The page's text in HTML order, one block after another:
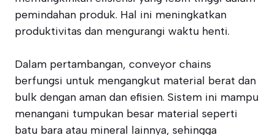
pemindahan produk. Hal ini meningkatkan
produktivitas dan mengurangi waktu henti.
Dalam pertambangan, conveyor chains
berfungsi untuk mengangkut material berat dan
bulk dengan aman dan efisien. Sistem ini mampu
menangani tumpukan besar material seperti
batu bara atau mineral lainnya, sehingga